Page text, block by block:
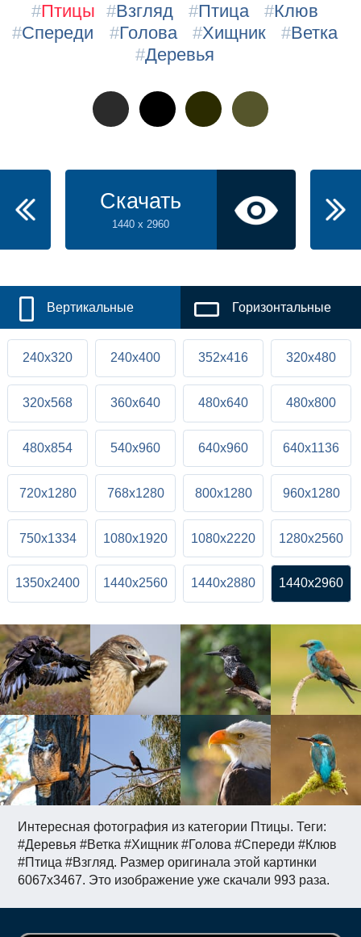
Интересная фотография из категории Птицы. Теги:
#Деревья #Ветка #Хищник #Голова #Спереди #Клюв
#Птица #Взгляд. Размер оригинала этой картинки
6067x3467. Это изображение уже скачали 993 раза.
#Птицы #Взгляд #Птица #Клюв
#Спереди #Голова #Хищник #Ветка
#Деревья
Скачать
1440 x 2960
Вертикальные Горизонтальные
240x320 240x400 352x416 320x480
320x568 360x640 480x640 480x800
480x854 540x960 640x960 640x1136
720x1280 768x1280 800x1280 960x1280
750x1334 1080x1920 1080x2220 1280x2560
1350x2400 1440x2560 1440x2880 1440x2960